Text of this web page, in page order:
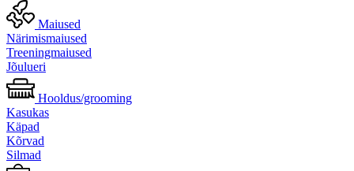
Maiused
Närimismaiused
Treeningmaiused
Jõulueri
Hooldus/grooming
Kasukas
Käpad
Kõrvad
Silmad